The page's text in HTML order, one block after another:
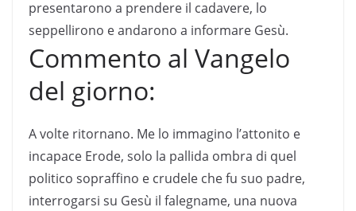
presentarono a prendere il cadavere, lo
seppellirono e andarono a informare Gesù.
Commento al Vangelo
del giorno:
A volte ritornano. Me lo immagino l’attonito e
incapace Erode, solo la pallida ombra di quel
politico sopraffino e crudele che fu suo padre,
interrogarsi su Gesù il falegname, una nuova